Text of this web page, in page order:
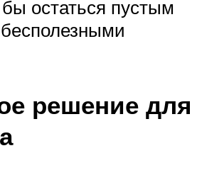
остаться пустым
решение для